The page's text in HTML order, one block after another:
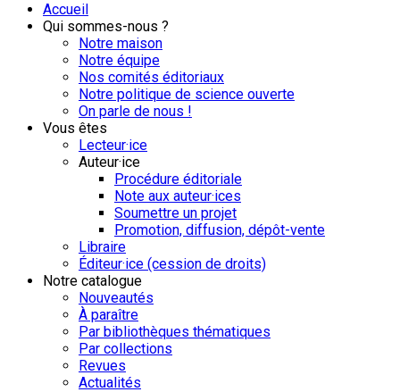
Accueil
Qui sommes-nous ?
Notre maison
Notre équipe
Nos comités éditoriaux
Notre politique de science ouverte
On parle de nous !
Vous êtes
Lecteur·ice
Auteur·ice
Procédure éditoriale
Note aux auteur·ices
Soumettre un projet
Promotion, diffusion, dépôt-vente
Libraire
Éditeur·ice (cession de droits)
Notre catalogue
Nouveautés
À paraître
Par bibliothèques thématiques
Par collections
Revues
Actualités